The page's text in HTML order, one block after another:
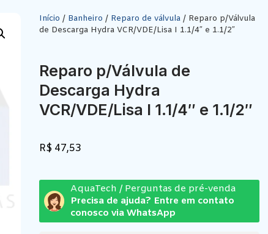
Início / Banheiro / Reparo de válvula/ Reparo p/Válvula
de Descarga Hydra VCR/VDE/Lisa I 1.1/4″ e 1.1/2″
Reparo p/Válvula de
Descarga Hydra
VCR/VDE/Lisa I 1.1/4″ e 1.1/2″
R$ 47,53
AquaTech / Perguntas de pré-venda
Precisa de ajuda? Entre em contato
conosco via WhatsApp